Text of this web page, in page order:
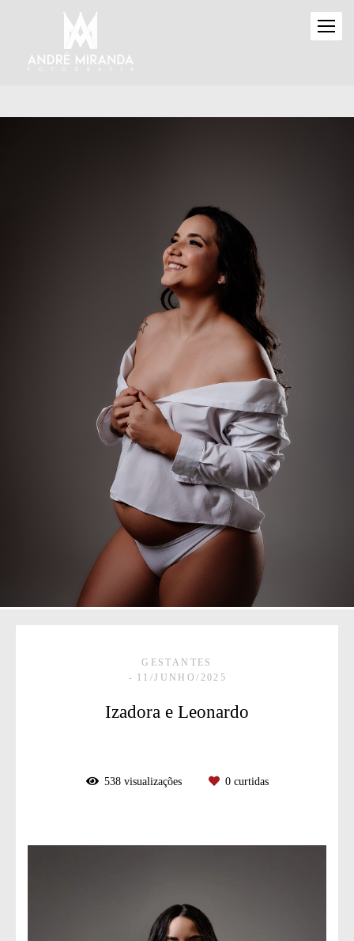
GESTANTES
11/JUNHO/2025
Izadora e Leonardo
538visualizações 0curtidas